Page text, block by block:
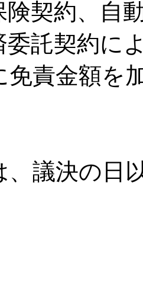
険契約、自
委託契約に
免責金額を
、議決の日